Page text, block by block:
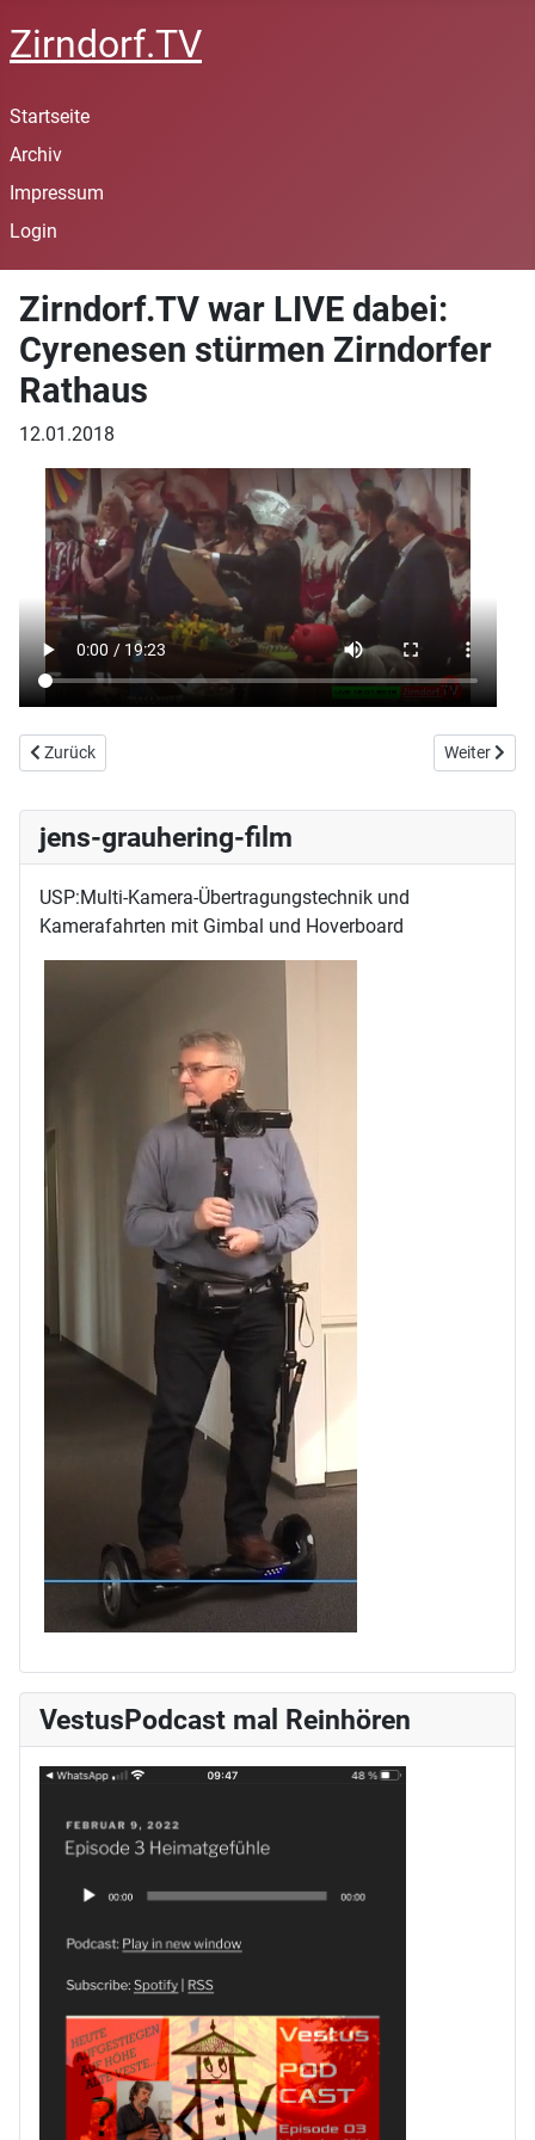
Zirndorf.TV
Startseite
Archiv
Impressum
Login
Zirndorf.TV war LIVE dabei:
Cyrenesen stürmen Zirndorfer
Rathaus
12.01.2018
Vorheriger Beitrag: Zirndorf.TV war LIVE dabei: Cyrenesia
Zurück Nächster
Weiter
jens-grauhering-film
USP:Multi-Kamera-Übertragungstechnik und
Kamerafahrten mit Gimbal und Hoverboard
VestusPodcast mal Reinhören